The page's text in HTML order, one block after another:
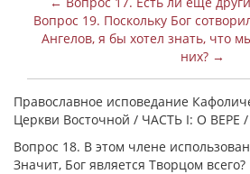
Вопрос 19. Поскольку Бог
Ангелов, я бы хотел знать, что
них? →
Православное исповедание
Церкви Восточной / ЧАСТЬ I: О ВЕРЕ
Вопрос 18. В этом члене
Значит, Бог является Творцом всего?